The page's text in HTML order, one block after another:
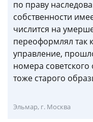
по праву
собственности
числится на
переоформлял так
управление,
номера
тоже старого
Эльмар, г. Москва